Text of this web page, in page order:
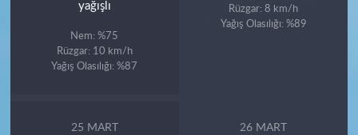
yağışlı
Nem: %75
Rüzgar: 10 km/h
Yağış Olasılığı: %87
Rüzgar: 8 km/h
Yağış Olasılığı: %89
25 MART 26 MART